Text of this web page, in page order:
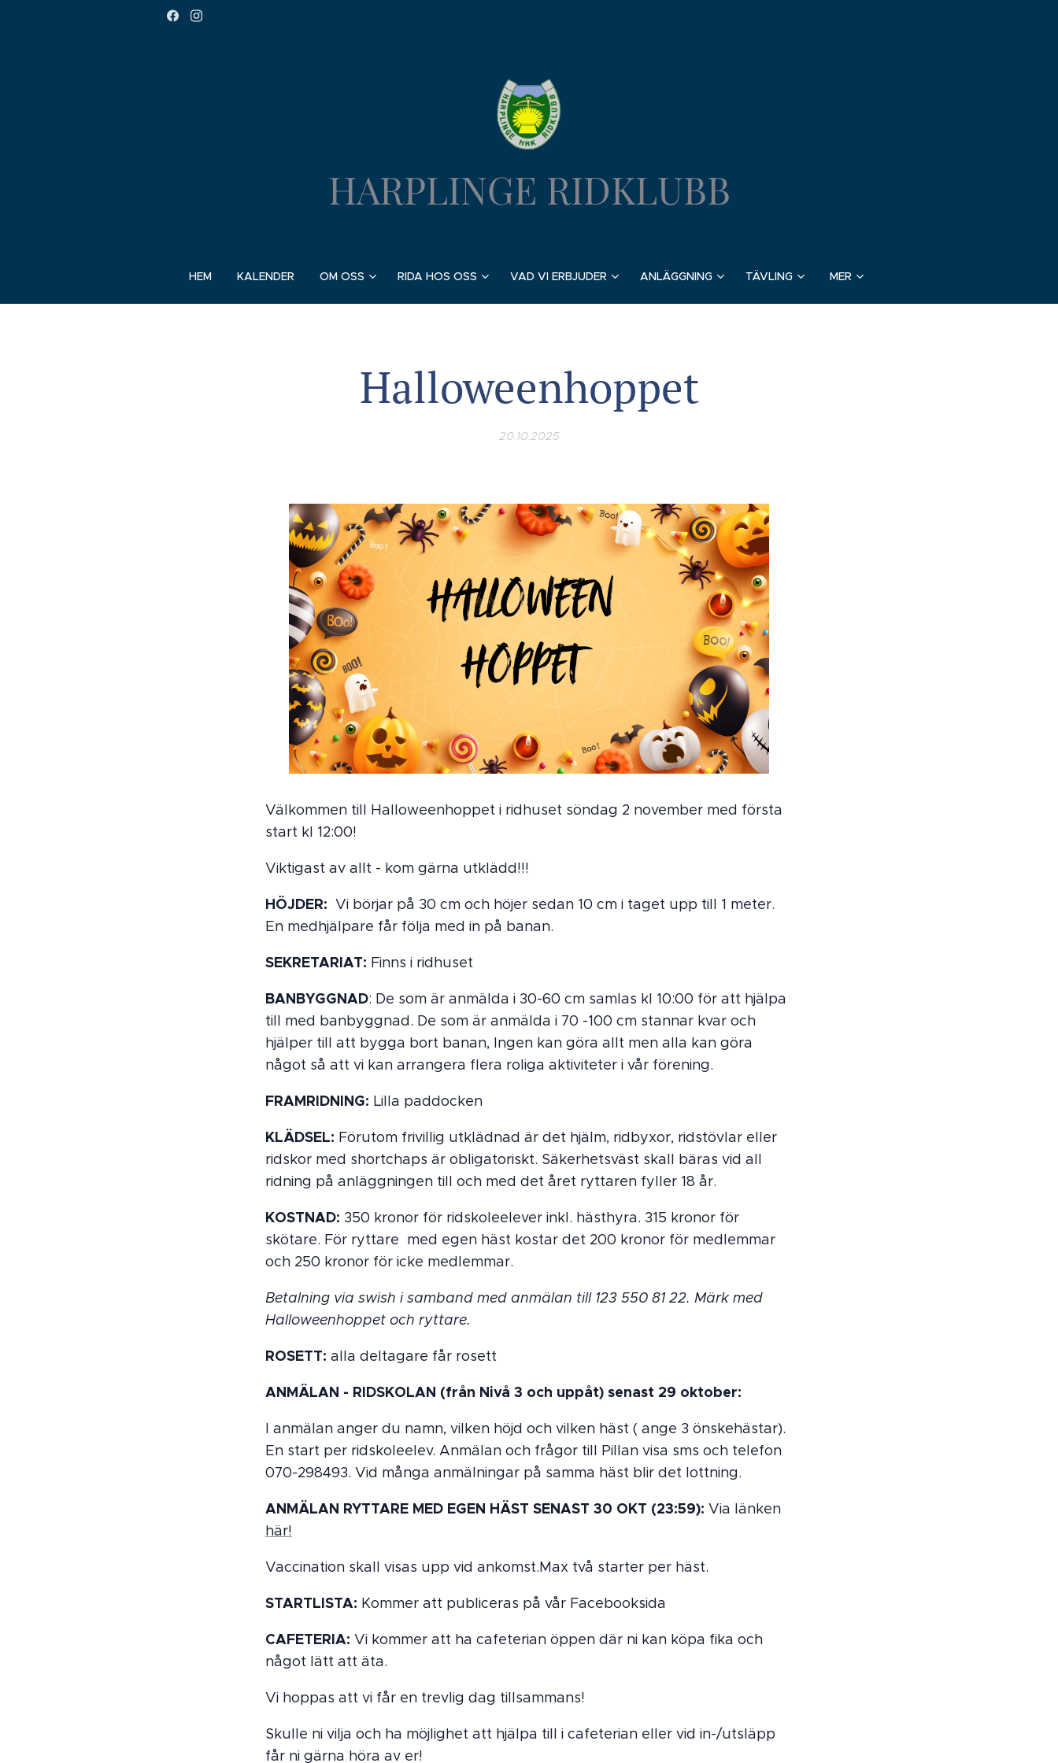
HARPLINGE RIDKLUBB
HEM KALENDER OM OSS RIDA HOS OSS VAD VI ERBJUDER ANLÄGGNING TÄVLING MER
Halloweenhoppet
20.10.2025
Välkommen till Halloweenhoppet i ridhuset söndag 2 november med första
start kl 12:00!
Viktigast av allt - kom gärna utklädd!!!
HÖJDER: Vi börjar på 30 cm och höjer sedan 10 cm i taget upp till 1 meter.
En medhjälpare får följa med in på banan.
SEKRETARIAT: Finns i ridhuset
BANBYGGNAD: De som är anmälda i 30-60 cm samlas kl 10:00 för att hjälpa
till med banbyggnad. De som är anmälda i 70 -100 cm stannar kvar och
hjälper till att bygga bort banan, Ingen kan göra allt men alla kan göra
något så att vi kan arrangera flera roliga aktiviteter i vår förening.
FRAMRIDNING: Lilla paddocken
KLÄDSEL: Förutom frivillig utklädnad är det hjälm, ridbyxor, ridstövlar eller
ridskor med shortchaps är obligatoriskt. Säkerhetsväst skall bäras vid all
ridning på anläggningen till och med det året ryttaren fyller 18 år.
KOSTNAD: 350 kronor för ridskoleelever inkl. hästhyra. 315 kronor för
skötare. För ryttare med egen häst kostar det 200 kronor för medlemmar
och 250 kronor för icke medlemmar.
Betalning via swish i samband med anmälan till 123 550 81 22. Märk med
Halloweenhoppet och ryttare.
ROSETT: alla deltagare får rosett
ANMÄLAN - RIDSKOLAN (från Nivå 3 och uppåt) senast 29 oktober:
I anmälan anger du namn, vilken höjd och vilken häst ( ange 3 önskehästar).
En start per ridskoleelev. Anmälan och frågor till Pillan visa sms och telefon
070-298493. Vid många anmälningar på samma häst blir det lottning.
ANMÄLAN RYTTARE MED EGEN HÄST SENAST 30 OKT (23:59): Via länken
här!
Vaccination skall visas upp vid ankomst.Max två starter per häst.
STARTLISTA: Kommer att publiceras på vår Facebooksida
CAFETERIA: Vi kommer att ha cafeterian öppen där ni kan köpa fika och
något lätt att äta.
Vi hoppas att vi får en trevlig dag tillsammans!
Skulle ni vilja och ha möjlighet att hjälpa till i cafeterian eller vid in-/utsläpp
får ni gärna höra av er!